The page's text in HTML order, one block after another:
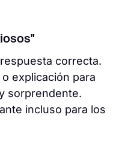
correcta.
explicación para
sorprendente.
incluso para los